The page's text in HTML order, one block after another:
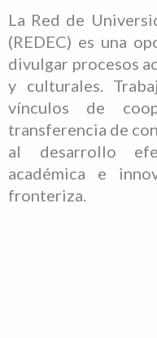
La Red de
(REDEC) es una
divulgar procesos
y culturales.
vínculos de
transferencia de
al desarrollo
académica e
fronteriza.